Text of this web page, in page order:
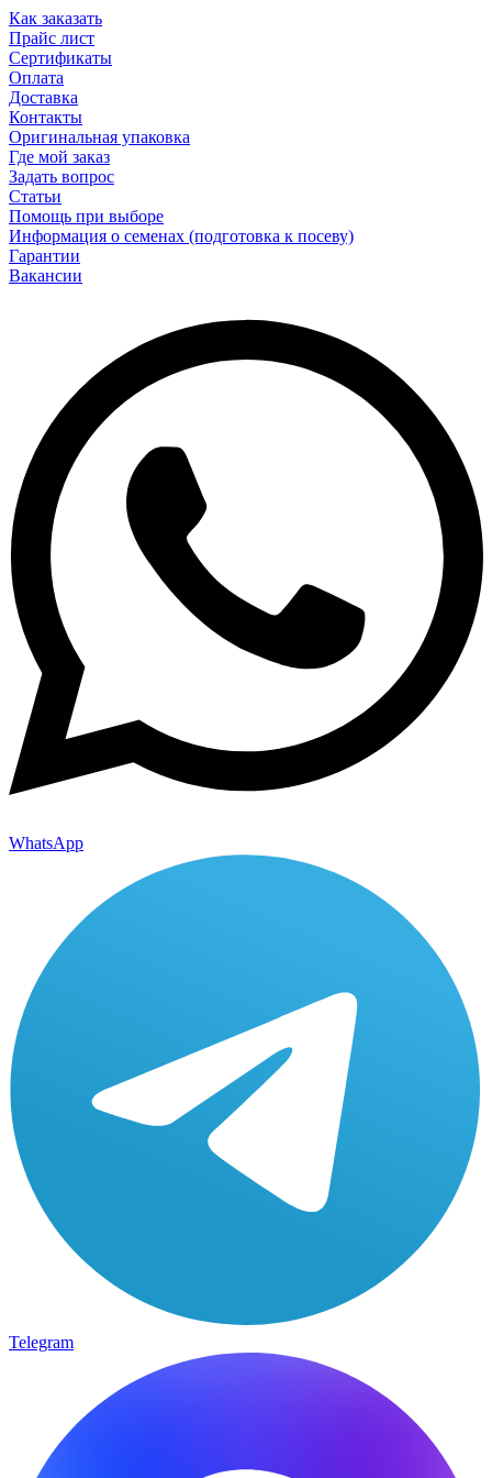
Как заказать
Прайс лист
Сертификаты
Оплата
Доставка
Контакты
Оригинальная упаковка
Где мой заказ
Задать вопрос
Статьи
Помощь при выборе
Информация о семенах (подготовка к посеву)
Гарантии
Вакансии
WhatsApp
Telegram